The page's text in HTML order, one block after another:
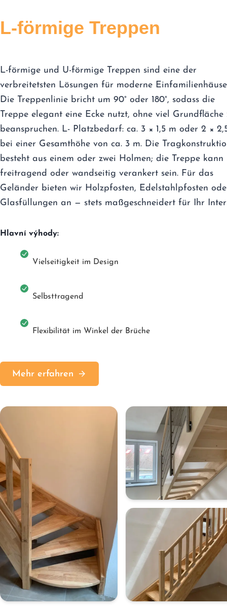
L-förmige Treppen
L-förmige und U-förmige Treppen sind eine der
verbreitetsten Lösungen für moderne
Die Treppenlinie bricht um 90° oder 180°, sodass die
Treppe elegant eine Ecke nutzt, ohne viel Grundfläche
beanspruchen. L- Platzbedarf: ca. 3 × 1,5 m oder 2 ×
bei einer Gesamthöhe von ca. 3 m. Die
besteht aus einem oder zwei Holmen; die Treppe kann
freitragend oder wandseitig verankert sein. Für das
Geländer bieten wir Holzpfosten, Edelstahlpfosten
Glasfüllungen an — stets maßgeschneidert für Ihr
Hlavní výhody:
Vielseitigkeit im Design
Selbsttragend
Flexibilität im Winkel der Brüche
Mehr erfahren